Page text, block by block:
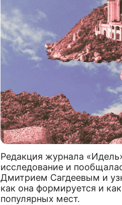
Редакция журнала
исследование и
Дмитрием Сагдеевым и
как она формируется и
популярных мест.